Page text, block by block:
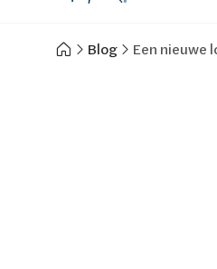
Verwarming
Producten
Hernieuwbare
Waterontharders
Blog Een nieuwe